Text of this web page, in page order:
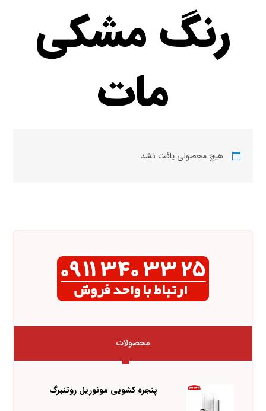
رنگ مشکی
مات
هیچ محصولی یافت نشد.
محصولات
پنجره کشویی مونوریل روتنبرگ